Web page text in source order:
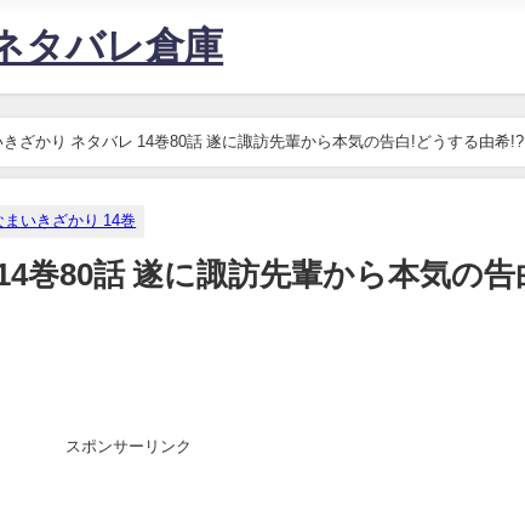
タバレ倉庫
きざかり ネタバレ 14巻80話 遂に諏訪先輩から本気の告白!どうする由希!?
まいきざかり 14巻
巻80話 遂に諏訪先輩から本気の告
スポンサーリンク